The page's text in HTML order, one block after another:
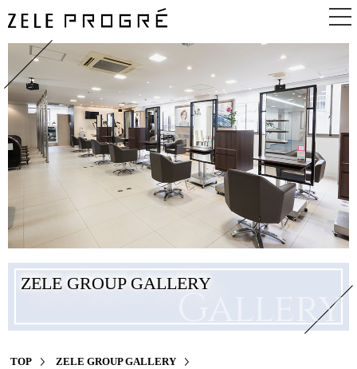
ABOUT
GUIDE
PRICE
Gallery
ZELE GROUP GALLERY
TOP ZELE GROUP GALLERY